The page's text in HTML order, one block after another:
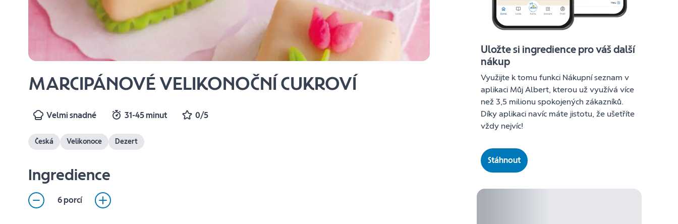
MARCIPÁNOVÉ VELIKONOČNÍ CUKROVÍ
Velmi snadné 31-45 minut 0/5
Česká Velikonoce Dezert
Ingredience
6 porcí
Uložte si ingredience pro váš další
nákup
Využijte k tomu funkci Nákupní seznam v
aplikaci Můj Albert, kterou už využívá více
než 3,5 milionu spokojených zákazníků.
Díky aplikaci navíc máte jistotu, že ušetříte
vždy nejvíc!
Stáhnout